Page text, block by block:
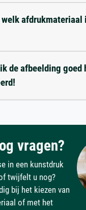
afdrukmateriaal
de afbeelding goed
vragen?
in een kunstdruk
twijfelt u nog?
bij het kiezen van
of met het